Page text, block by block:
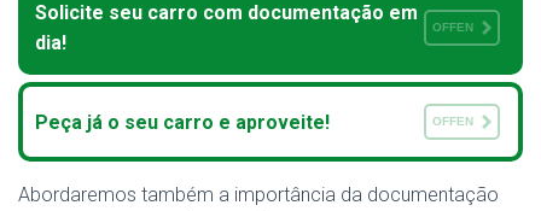
Solicite seu carro com documentação em
dia!
OFFEN
Peça já o seu carro e aproveite! OFFEN
Abordaremos também a importância da documentação